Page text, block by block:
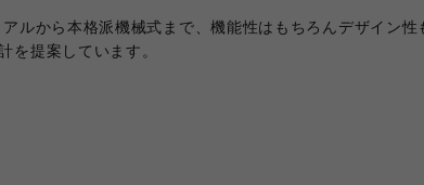
ルから本格派機械式まで、機能性はもちろんデザイン性
を提案しています。